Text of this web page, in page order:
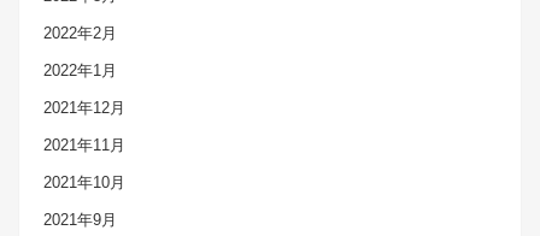
2022年2月
2022年1月
2021年12月
2021年11月
2021年10月
2021年9月